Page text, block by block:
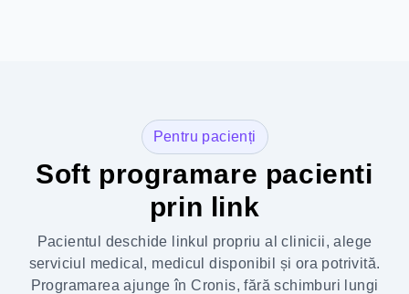
Pentru pacienți
Soft programare pacienti
prin link
Pacientul deschide linkul propriu al clinicii, alege
serviciul medical, medicul disponibil și ora potrivită.
Programarea ajunge în Cronis, fără schimburi lungi